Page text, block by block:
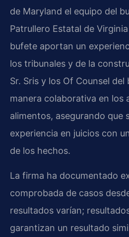
de Maryland el equipo del
Patrullero Estatal de
bufete aportan un
los tribunales y de la
Sr. Sris y los Of Counsel
manera colaborativa en los
alimentos, asegurando que
experiencia en juicios con
de los hechos.
La firma ha documentado
comprobada de casos
resultados varían;
garantizan un resultado